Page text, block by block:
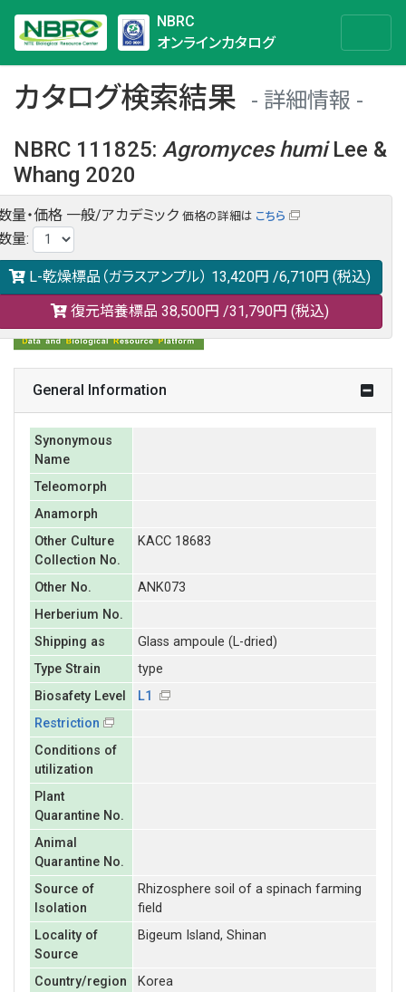
NBRC
オンラインカタログ
カタログ検索結果
詳細情報
NBRC 111825: Agromyces humiLee &
Whang 2020
NBRC 111825の情報や関連データは以下のバナー(DBRP)か
らご覧ください。
日本語での検索も可能です。
量・価格 一般/アカデミック 価格の詳細は こちら
量:
L-乾燥標品（ガラスアンプル） 13,420円 /6,710円 (税込)
復元培養標品 38,500円 /31,790円 (税込)
General Information
Synonymous
Name
Teleomorph
Anamorph
Other Culture
Collection No.
KACC 18683
Other No.
ANK073
Herberium No.
Shipping as
Glass ampoule (L-dried)
Type Strain
type
Biosafety Level
L1
Restriction
Conditions of
utilization
Plant
Quarantine No.
Animal
Quarantine No.
Source of
Isolation
Rhizosphere soil of a spinach farming
field
Locality of
Source
Bigeum Island, Shinan
Country/region
Korea